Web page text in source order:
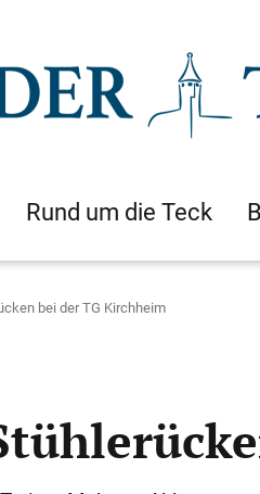
Rund um die Teck
bei der TG Kirchheim